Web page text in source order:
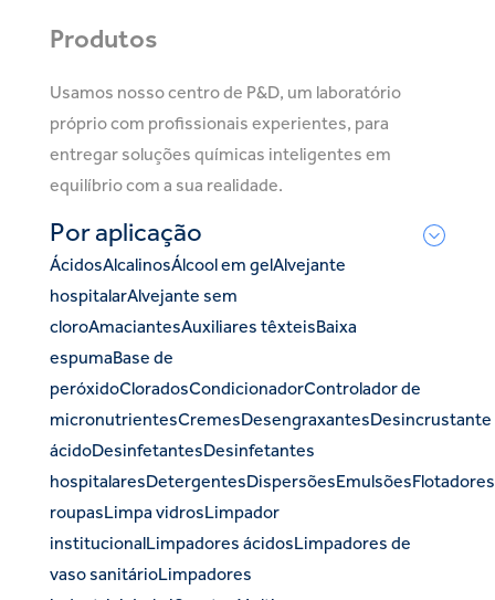
Produtos
Usamos nosso centro de P&D, um laboratório
próprio com profissionais experientes, para
entregar soluções químicas inteligentes em
equilíbrio com a sua realidade.
Por aplicação
ÁcidosAlcalinosÁlcool em gel Alvejante
hospitalarAlvejante sem
cloroAmaciantesAuxiliares têxteis Baixa
espuma Base de
peróxidoCloradosCondicionadorControlador de
micronutrientesCremes Desengraxantes Desincrustante
ácidoDesinfetantes Desinfetantes
hospitalares Detergentes Dispersões Emulsões Flotadores
roupas Limpa vidros Limpador
institucional Limpadores ácidos Limpadores de
vaso sanitárioLimpadores